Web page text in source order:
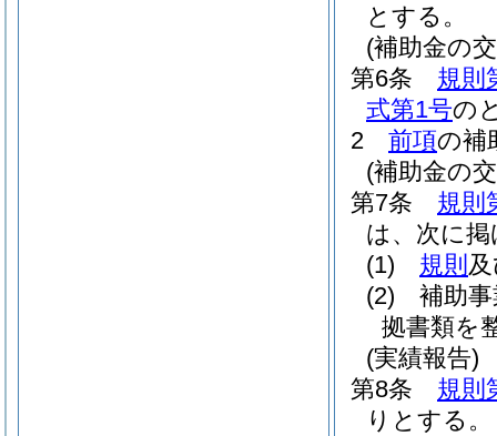
とする。
(補助金の
第6条
規則
式第1号の
2
前項の補
(補助金の
第7条
規則
は、次に
(1)
規則
(2)
補助
拠書類を
(実績報告)
第8条
規則
りとする。